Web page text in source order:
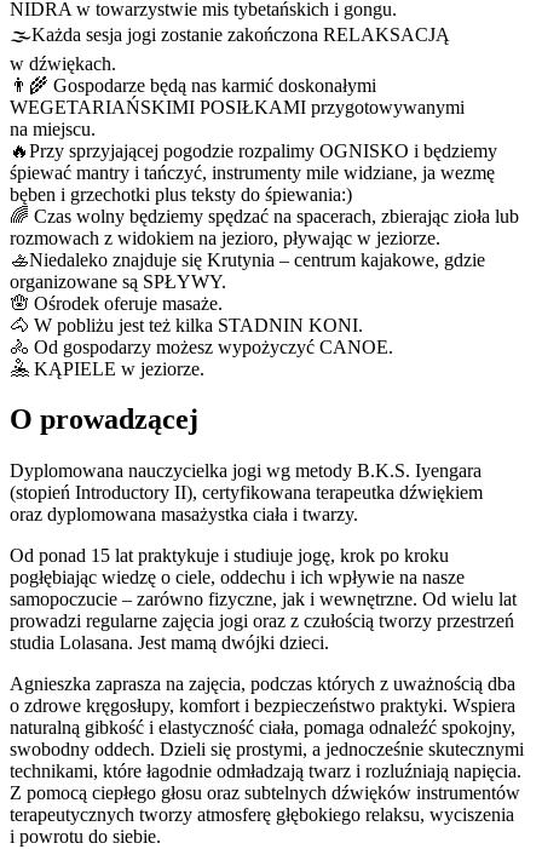
NIDRA w towarzystwie mis tybetańskich i gongu.
🌫Każda sesja jogi zostanie zakończona RELAKSACJĄ
w dźwiękach.
👨‍🌾 Gospodarze będą nas karmić doskonałymi
WEGETARIAŃSKIMI POSIŁKAMI przygotowywanymi
na miejscu.
🔥Przy sprzyjającej pogodzie rozpalimy OGNISKO i będziemy
śpiewać mantry i tańczyć, instrumenty mile widziane, ja wezmę
bęben i grzechotki plus teksty do śpiewania:)
🌈 Czas wolny będziemy spędzać na spacerach, zbierając zioła lub
rozmowach z widokiem na jezioro, pływając w jeziorze.
🚣Niedaleko znajduje się Krutynia – centrum kajakowe, gdzie
organizowane są SPŁYWY.
🪬 Ośrodek oferuje masaże.
🐴 W pobliżu jest też kilka STADNIN KONI.
🚴 Od gospodarzy możesz wypożyczyć CANOE.
🤽 KĄPIELE w jeziorze.
O prowadzącej
Dyplomowana nauczycielka jogi wg metody B.K.S. Iyengara
(stopień Introductory II), certyfikowana terapeutka dźwiękiem
oraz dyplomowana masażystka ciała i twarzy.
Od ponad 15 lat praktykuje i studiuje jogę, krok po kroku
pogłębiając wiedzę o ciele, oddechu i ich wpływie na nasze
samopoczucie – zarówno fizyczne, jak i wewnętrzne. Od wielu lat
prowadzi regularne zajęcia jogi oraz z czułością tworzy przestrzeń
studia Lolasana. Jest mamą dwójki dzieci.
Agnieszka zaprasza na zajęcia, podczas których z uważnością dba
o zdrowe kręgosłupy, komfort i bezpieczeństwo praktyki. Wspiera
naturalną gibkość i elastyczność ciała, pomaga odnaleźć spokojny,
swobodny oddech. Dzieli się prostymi, a jednocześnie skutecznymi
technikami, które łagodnie odmładzają twarz i rozluźniają napięcia.
Z pomocą ciepłego głosu oraz subtelnych dźwięków instrumentów
terapeutycznych tworzy atmosferę głębokiego relaksu, wyciszenia
i powrotu do siebie.